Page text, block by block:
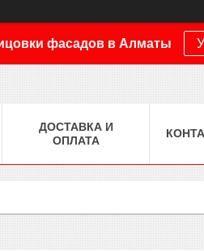
фасадов в Алматы
ДОСТАВКА И
ОПЛАТА